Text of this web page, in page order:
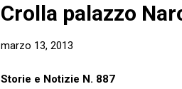
Crolla palazzo
marzo 13, 2013
Storie e Notizie N. 887